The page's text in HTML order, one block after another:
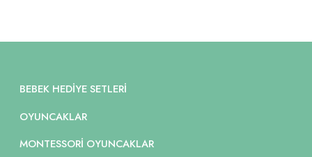
BEBEK HEDIYE SETLERI
OYUNCAKLAR
MONTESSORI OYUNCAKLAR